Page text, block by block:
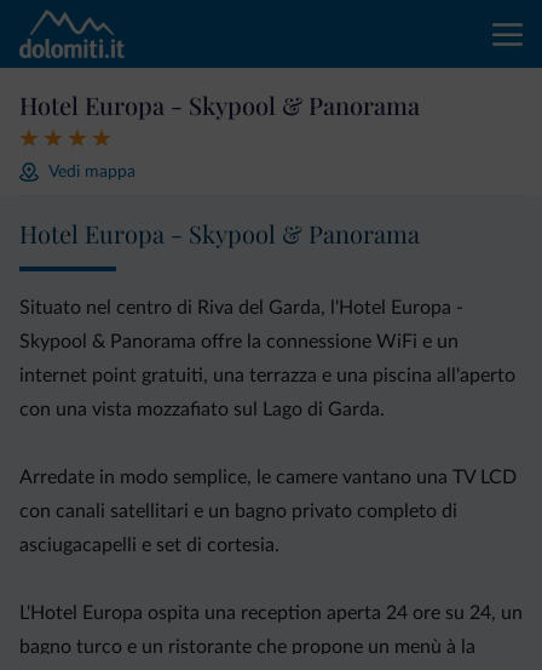
Hotel Europa - Skypool & Panorama
Vedi mappa
Hotel Europa - Skypool & Panorama
Situato nel centro di Riva del Garda, l'Hotel Europa -
Skypool & Panorama offre la connessione WiFi e un
internet point gratuiti, una terrazza e una piscina all'aperto
con una vista mozzafiato sul Lago di Garda.
Arredate in modo semplice, le camere vantano una TV LCD
con canali satellitari e un bagno privato completo di
asciugacapelli e set di cortesia.
L'Hotel Europa ospita una reception aperta 24 ore su 24, un
bagno turco e un ristorante che propone un menù à la